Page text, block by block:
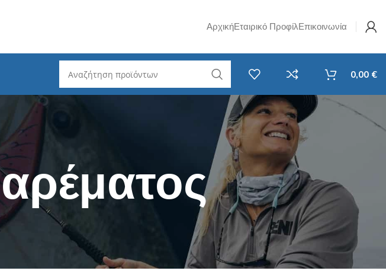
ΑρχικήΕταιρικό ΠροφίλΕπικοινωνία
τεμαχίων
(από
Ψάρεμα LRF
Καλάμια LRF
Mηχανισμοί LRF
Πετονιές - Νήματα LRF
Ψάρεμα σε Ποτάμι
Καλάμια για Ποτάμι
Σετ Καλάμι & Μηχανισμός
Ψαρέματος
Spinning
Καθετή
EGI - Για Καλαμάρια & Σουπιές
Surf Casting
Συρτής
Αξεσουάρ Ψαρέματος
Στριφτάρια - Βαρίδια
Τσάντες / Ψυγεία / Απόχες
0,00 €